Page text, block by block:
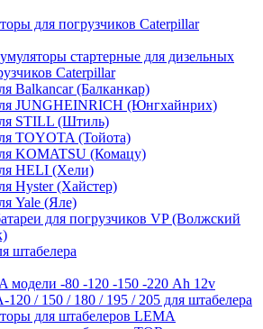
для погрузчиков Caterpillar
стартерные для дизельных
Caterpillar
Balkancar (Балканкар)
JUNGHEINRICH (Юнгхайнрих)
STILL (Штиль)
TOYOTA (Тойота)
KOMATSU (Комацу)
HELI (Хели)
Hyster (Хайстер)
Yale (Яле)
для погрузчиков VP (Волжский
штабелера
модели -80 -120 -150 -220 Ah 12v
/ 150 / 180 / 195 / 205 для штабелера
для штабелеров LEMA